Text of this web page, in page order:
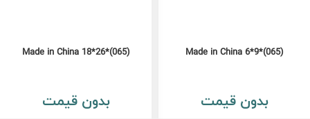
Made in China 6*9*(065)
بدون قیمت
Made in China 18*26*(065)
بدون قیمت